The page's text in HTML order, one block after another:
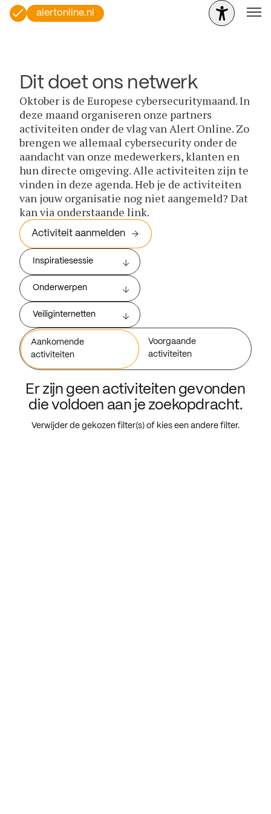
alertonline.nl
Dit doet ons netwerk
Oktober is de Europese cybersecuritymaand. In
deze maand organiseren onze partners
activiteiten onder de vlag van Alert Online. Zo
brengen we allemaal cybersecurity onder de
aandacht van onze medewerkers, klanten en
hun directe omgeving. Alle activiteiten zijn te
vinden in deze agenda. Heb je de activiteiten
van jouw organisatie nog niet aangemeld? Dat
kan via onderstaande link.
Activiteit aanmelden
Inspiratiesessie
Onderwerpen
Veiliginternetten
Aankomende
activiteiten
Voorgaande
activiteiten
Er zijn geen activiteiten gevonden
die voldoen aan je zoekopdracht.
Verwijder de gekozen filter(s) of kies een andere filter.